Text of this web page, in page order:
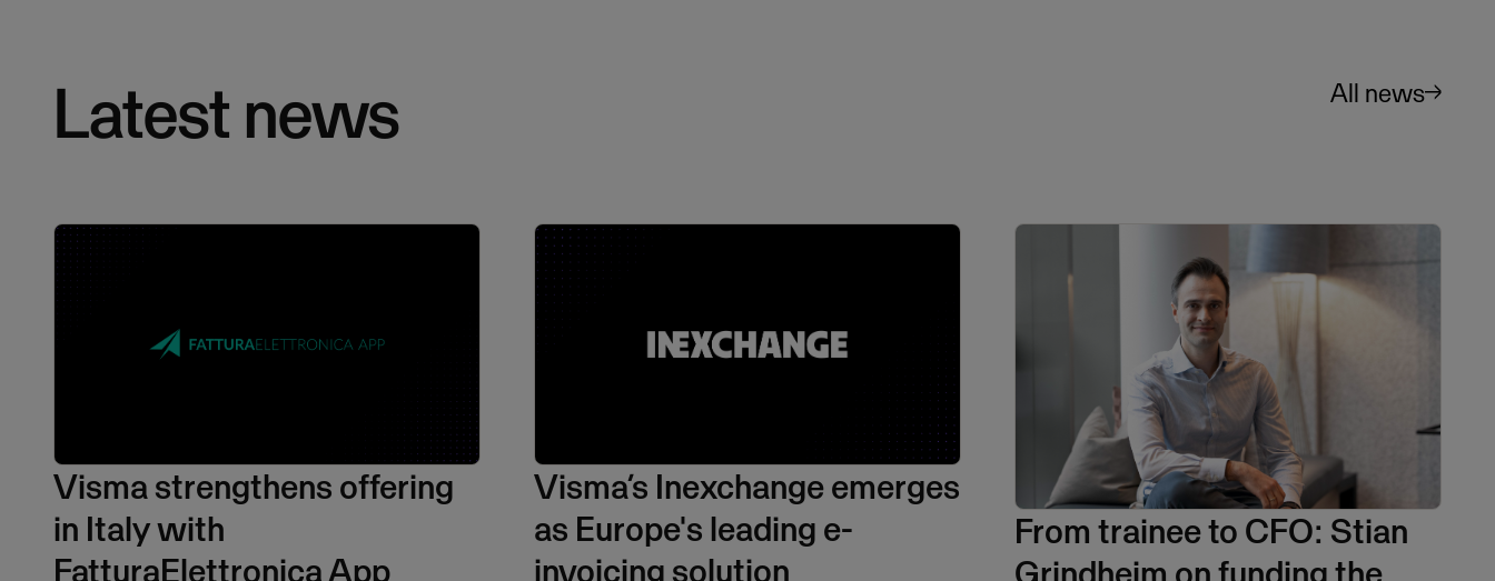
Latest news All news
Visma strengthens offering
in Italy with
FatturaElettronica App
Visma’s Inexchange emerges
as Europe's leading e-
invoicing solution
From trainee to CFO: Stian